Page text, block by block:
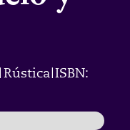
Rústica ISBN: